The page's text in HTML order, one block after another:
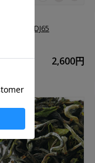
ク, 2026-DJ65
2,600円
定